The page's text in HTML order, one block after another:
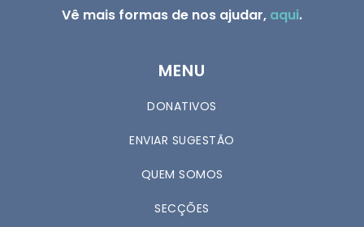
Vê mais formas de nos ajudar, aqui.
MENU
DONATIVOS
ENVIAR SUGESTÃO
QUEM SOMOS
SECÇÕES